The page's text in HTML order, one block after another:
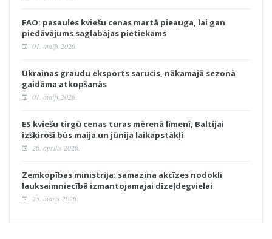
FAO: pasaules kviešu cenas martā pieauga, lai gan
piedāvājums saglabājas pietiekams
01. maijs 2026.
Ukrainas graudu eksports sarucis, nākamajā sezonā
gaidāma atkopšanās
01. maijs 2026.
ES kviešu tirgū cenas turas mērenā līmenī, Baltijai
izšķiroši būs maija un jūnija laikapstākļi
26. aprīlis 2026.
Zemkopības ministrija: samazina akcīzes nodokli
lauksaimniecībā izmantojamajai dīzeļdegvielai
25. marts 2026.